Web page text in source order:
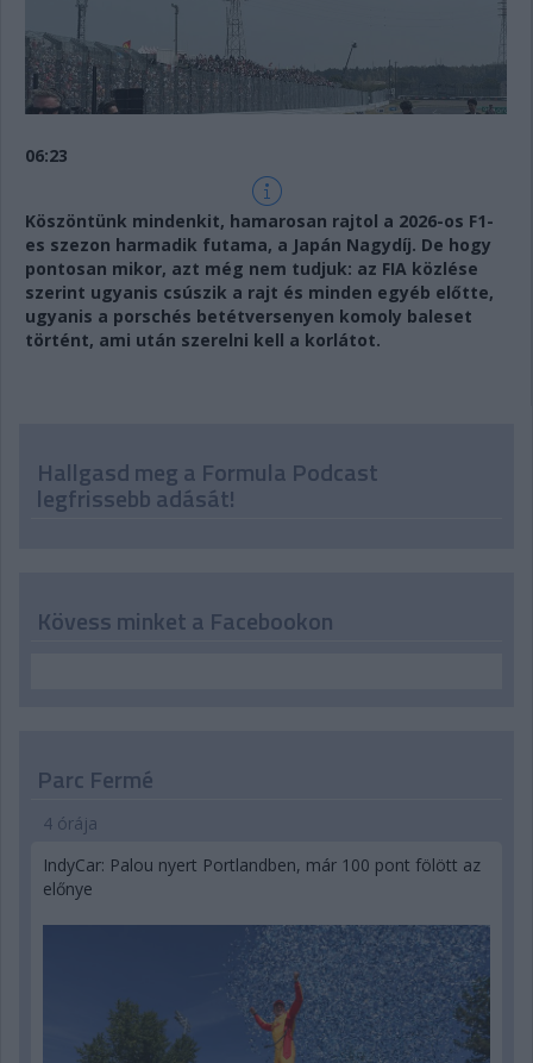
06:23
Köszöntünk mindenkit, hamarosan rajtol a 2026-os F1-
es szezon harmadik futama, a Japán Nagydíj. De hogy
pontosan mikor, azt még nem tudjuk: az FIA közlése
szerint ugyanis csúszik a rajt és minden egyéb előtte,
ugyanis a porschés betétversenyen komoly baleset
történt, ami után szerelni kell a korlátot.
Hallgasd meg a Formula Podcast
legfrissebb adását!
Kövess minket a Facebookon
Parc Fermé
4 órája
IndyCar: Palou nyert Portlandben, már 100 pont fölött az
előnye